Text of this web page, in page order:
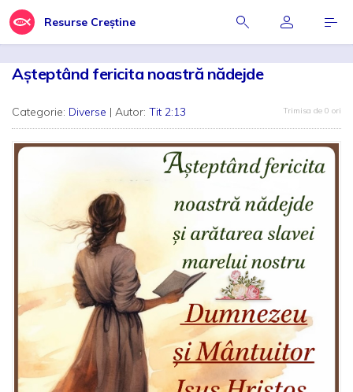
Resurse Creștine
Așteptând fericita noastră nădejde
Categorie: Diverse | Autor: Tit 2:13 Trimisa de 0 ori